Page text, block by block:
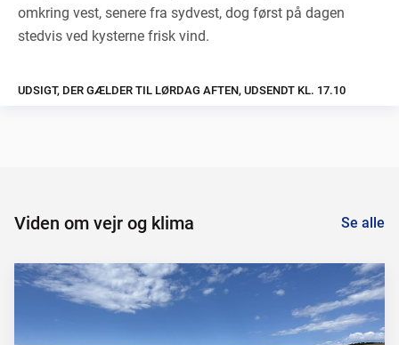
omkring vest, senere fra sydvest, dog først på dagen
stedvis ved kysterne frisk vind.
UDSIGT, DER GÆLDER TIL LØRDAG AFTEN, UDSENDT KL. 17.10
Viden om vejr og klima Se alle